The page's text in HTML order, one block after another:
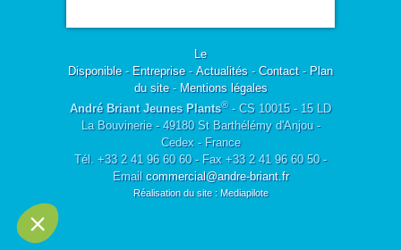
Le
Disponible- Entreprise- Actualités - Contact- Plan
du site- Mentions légales
André Briant Jeunes Plants®- CS 10015 - 15 LD
La Bouvinerie - 49180 St Barthélémy d'Anjou -
Cedex - France
Tél. +33 2 41 96 60 60 - Fax +33 2 41 96 60 50 -
Email commercial@andre-briant.fr
Réalisation du site : Mediapilote